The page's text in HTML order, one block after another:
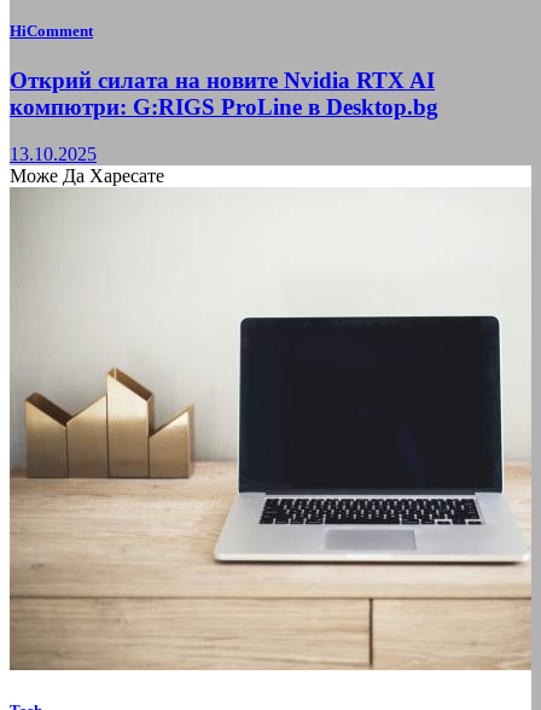
HiComment
Открий силата на новите Nvidia RTX AI
компютри: G:RIGS ProLine в Desktop.bg
13.10.2025
Може Да Харесате